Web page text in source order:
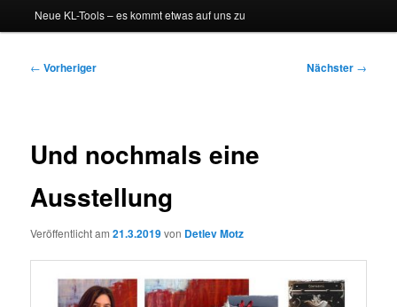
Neue KL-Tools – es kommt etwas auf uns zu
Beitragsnavigation
← Vorheriger Nächster →
Und nochmals eine
Ausstellung
Veröffentlicht am21.3.2019von Detlev Motz